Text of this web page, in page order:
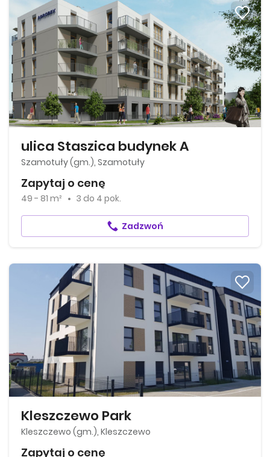
ulica Staszica budynek A
Szamotuły (gm.), Szamotuły
Zapytaj o cenę
49 - 81 m² 3 do 4 pok.
Zadzwoń
Kleszczewo Park
Kleszczewo (gm.), Kleszczewo
Zapytaj o cenę